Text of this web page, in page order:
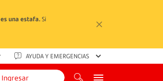
es una estafa.Si
AYUDA Y EMERGENCIAS
Ingresar